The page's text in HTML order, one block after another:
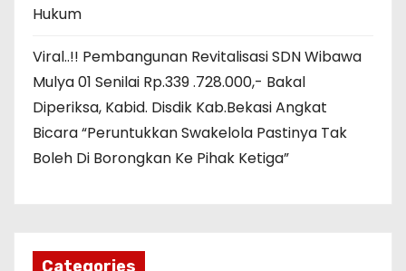
Hukum
Viral..!! Pembangunan Revitalisasi SDN Wibawa
Mulya 01 Senilai Rp.339 .728.000,- Bakal
Diperiksa, Kabid. Disdik Kab.Bekasi Angkat
Bicara “Peruntukkan Swakelola Pastinya Tak
Boleh Di Borongkan Ke Pihak Ketiga”
Categories